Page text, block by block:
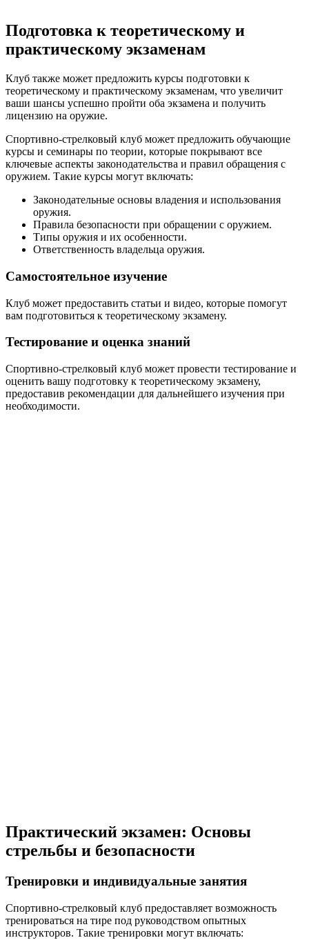
Подготовка к теоретическому и
практическому экзаменам
Клуб также может предложить курсы подготовки к
теоретическому и практическому экзаменам, что увеличит
ваши шансы успешно пройти оба экзамена и получить
лицензию на оружие.
Спортивно-стрелковый клуб может предложить обучающие
курсы и семинары по теории, которые покрывают все
ключевые аспекты законодательства и правил обращения с
оружием. Такие курсы могут включать:
Законодательные основы владения и использования
оружия.
Правила безопасности при обращении с оружием.
Типы оружия и их особенности.
Ответственность владельца оружия.
Самостоятельное изучение
Клуб может предоставить статьи и видео, которые помогут
вам подготовиться к теоретическому экзамену.
Тестирование и оценка знаний
Спортивно-стрелковый клуб может провести тестирование и
оценить вашу подготовку к теоретическому экзамену,
предоставив рекомендации для дальнейшего изучения при
необходимости.
Практический экзамен: Основы
стрельбы и безопасности
Тренировки и индивидуальные занятия
Спортивно-стрелковый клуб предоставляет возможность
тренироваться на тире под руководством опытных
инструкторов. Такие тренировки могут включать: